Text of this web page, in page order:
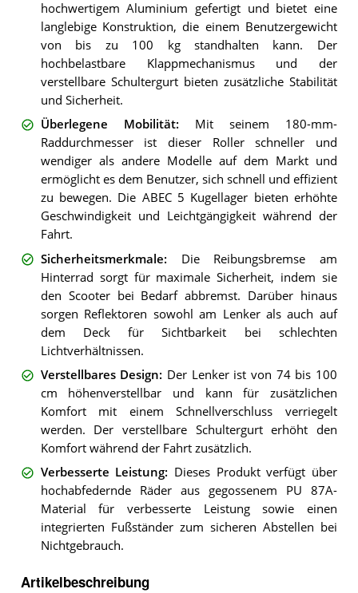
hochwertigem Aluminium gefertigt und bietet eine
langlebige Konstruktion, die einem Benutzergewicht
von bis zu 100 kg standhalten kann. Der
hochbelastbare Klappmechanismus und der
verstellbare Schultergurt bieten zusätzliche Stabilität
und Sicherheit.
Überlegene Mobilität: Mit seinem 180-mm-
Raddurchmesser ist dieser Roller schneller und
wendiger als andere Modelle auf dem Markt und
ermöglicht es dem Benutzer, sich schnell und effizient
zu bewegen. Die ABEC 5 Kugellager bieten erhöhte
Geschwindigkeit und Leichtgängigkeit während der
Fahrt.
Sicherheitsmerkmale: Die Reibungsbremse am
Hinterrad sorgt für maximale Sicherheit, indem sie
den Scooter bei Bedarf abbremst. Darüber hinaus
sorgen Reflektoren sowohl am Lenker als auch auf
dem Deck für Sichtbarkeit bei schlechten
Lichtverhältnissen.
Verstellbares Design: Der Lenker ist von 74 bis 100
cm höhenverstellbar und kann für zusätzlichen
Komfort mit einem Schnellverschluss verriegelt
werden. Der verstellbare Schultergurt erhöht den
Komfort während der Fahrt zusätzlich.
Verbesserte Leistung: Dieses Produkt verfügt über
hochabfedernde Räder aus gegossenem PU 87A-
Material für verbesserte Leistung sowie einen
integrierten Fußständer zum sicheren Abstellen bei
Nichtgebrauch.
Artikelbeschreibung